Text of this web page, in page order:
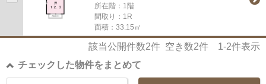
所在階：1階
間取り：1R
面積：33.15㎡
該当公開件数2件 空き数2件 1-2件表示
チェックした物件をまとめて